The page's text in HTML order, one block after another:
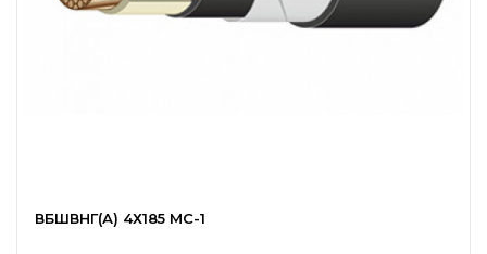
ВБШВНГ(А) 4Х185 МС-1